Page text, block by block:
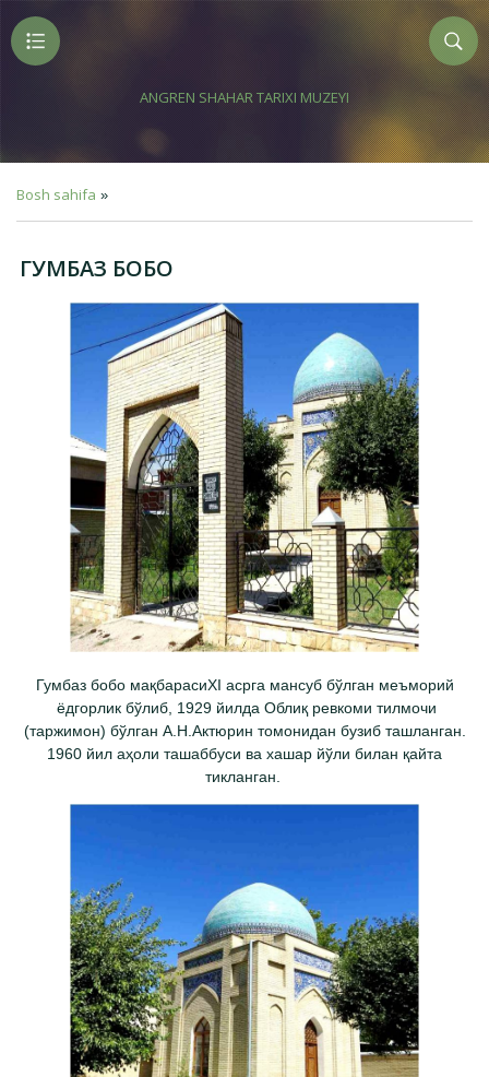
ANGREN SHAHAR TARIXI MUZEYI
Bosh sahifa »
ГУМБАЗ БОБО
Гумбаз бобо мақбарасиXI асрга мансуб бўлган меъморий
ёдгорлик бўлиб, 1929 йилда Облиқ ревкоми тилмочи
(таржимон) бўлган А.Н.Актюрин томонидан бузиб ташланган.
1960 йил аҳоли ташаббуси ва хашар йўли билан қайта
тикланган.